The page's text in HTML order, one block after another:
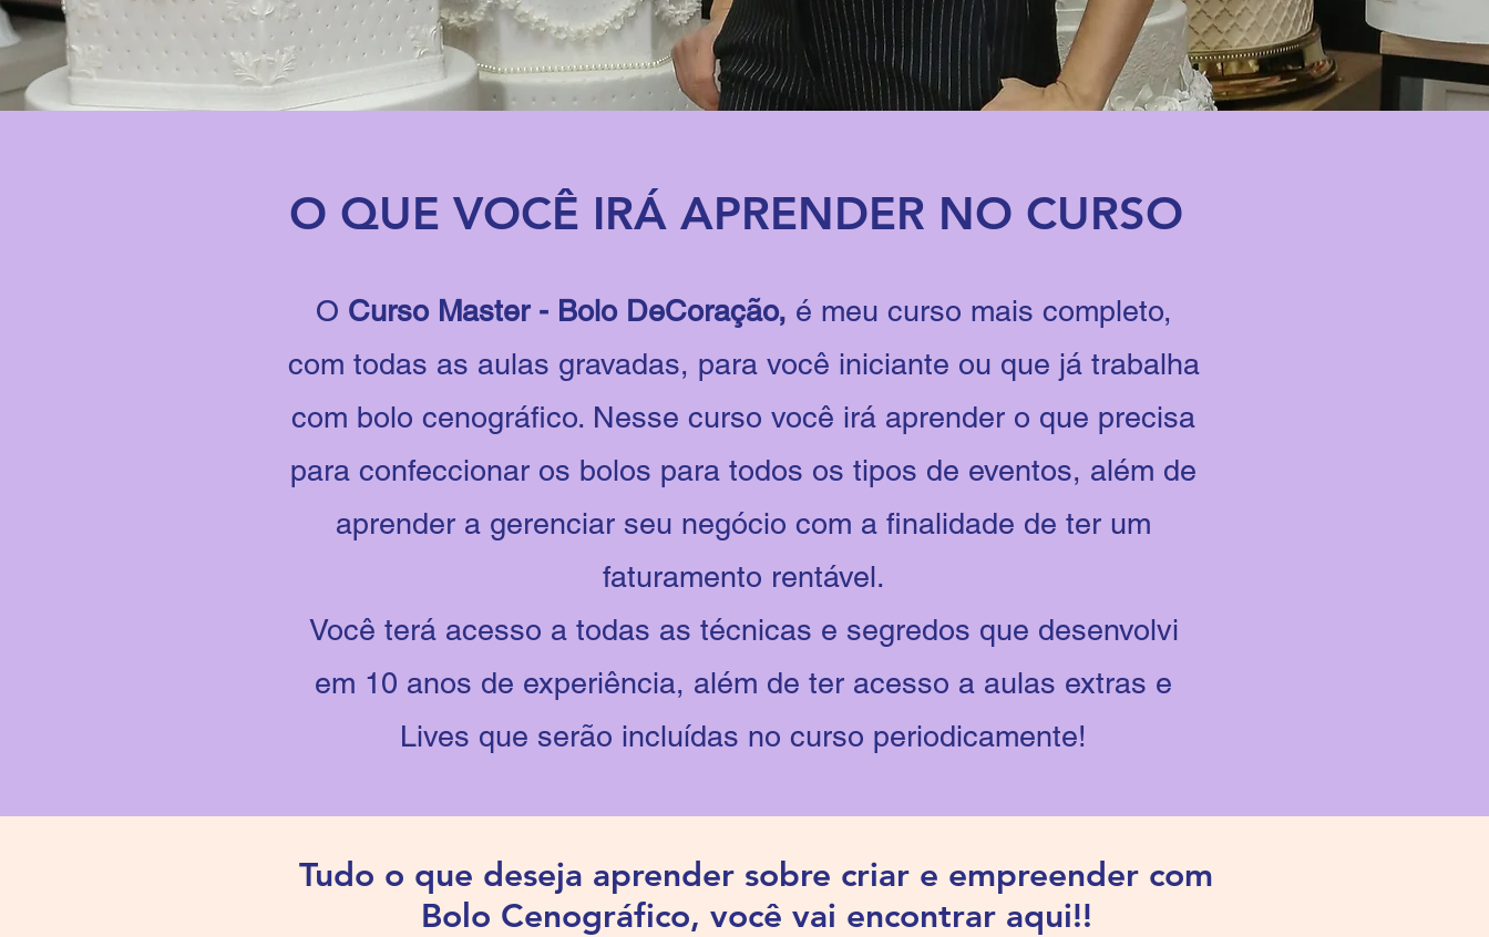
O QUE VOCÊ IRÁ APRENDER NO CURSO
O Curso Master - Bolo DeCoração, é meu curso mais completo,
com todas as aulas gravadas, para você iniciante ou que já trabalha
com bolo cenográfico. Nesse curso você irá aprender o que precisa
para confeccionar os bolos para todos os tipos de eventos, além de
aprender a gerenciar seu negócio com a finalidade de ter um
faturamento rentável.
Você terá acesso a todas as técnicas e segredos que desenvolvi
em 10 anos de experiência, além de ter acesso a aulas extras e
Lives que serão incluídas no curso periodicamente!
Tudo o que deseja aprender sobre criar e empreender com
Bolo Cenográfico, você vai encontrar aqui!!